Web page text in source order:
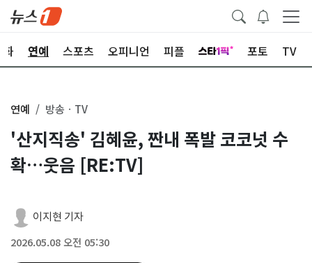
화 연예 스포츠 오피니언 피플 포토 TV
연예 방송ㆍTV
'산지직송' 김혜윤, 짠내 폭발 코코넛 수
확…웃음 [RE:TV]
이지현 기자
2026.05.08 오전 05:30